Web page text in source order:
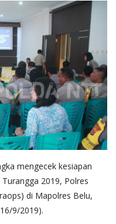
mengecek kesiapan
2019, Polres
di Mapolres Belu,
9/2019).